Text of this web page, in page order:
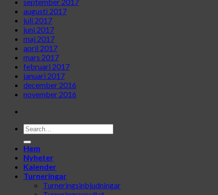
augusti 2017
juli 2017
juni 2017
maj 2017
april 2017
mars 2017
februari 2017
januari 2017
december 2016
november 2016
Hem
Nyheter
Kalender
Turneringar
Turneringsinbjudningar